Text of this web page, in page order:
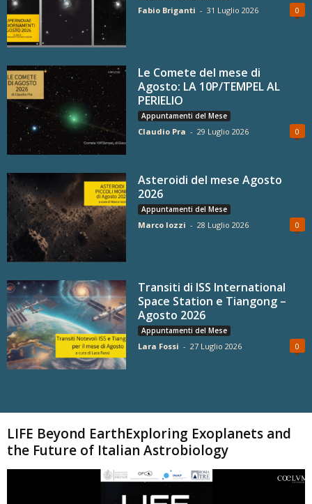
Fabio Briganti - 31 Luglio 2026 0
Le Comete del mese di
Agosto: LA 10P/TEMPEL AL
PERIELIO
Appuntamenti del Mese
Claudio Pra - 29 Luglio 2026 0
Asteroidi del mese Agosto
2026
Appuntamenti del Mese
Marco Iozzi - 28 Luglio 2026 0
Transiti di ISS International
Space Station e Tiangong –
Agosto 2026
Appuntamenti del Mese
Lara Fossi - 27 Luglio 2026 0
LIFE Beyond EarthExploring Exoplanets and
the Future of Italian Astrobiology